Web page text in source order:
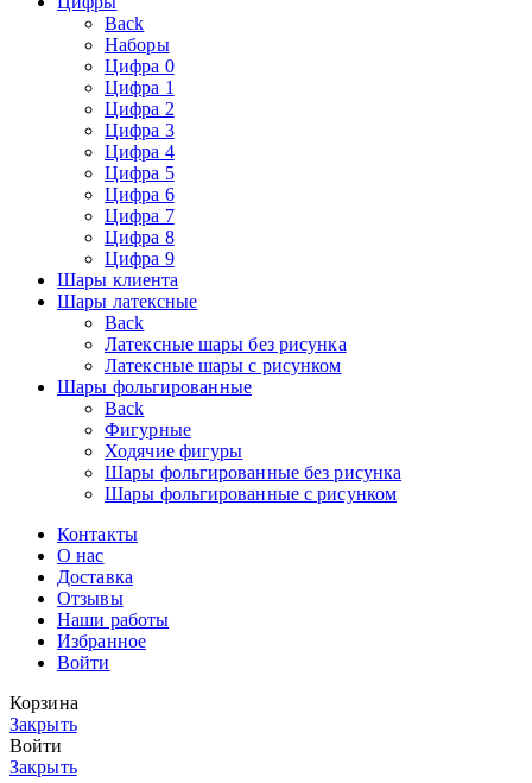
Back
Наборы
Цифра 0
Цифра 1
Цифра 2
Цифра 3
Цифра 4
Цифра 5
Цифра 6
Цифра 7
Цифра 8
Цифра 9
Шары клиента
Шары латексные
Back
Латексные шары без рисунка
Латексные шары с рисунком
Шары фольгированные
Back
Фигурные
Ходячие фигуры
Шары фольгированные без рисунка
Шары фольгированные с рисунком
Контакты
О нас
Доставка
Отзывы
Наши работы
Избранное
Войти
Корзина
Закрыть
Войти
Закрыть